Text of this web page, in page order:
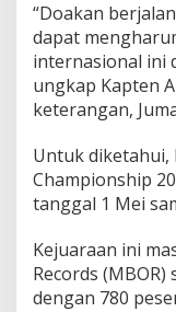
“Doakan
dapat
internasional ini
ungkap Kapten
keterangan,
Untuk diketahui,
Championship
tanggal 1 Mei
Kejuaraan ini
Records
dengan 780